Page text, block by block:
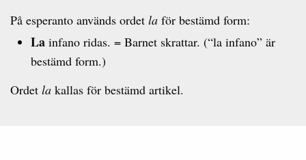
På esperanto används ordet la för bestämd form:
La infano ridas. = Barnet skrattar. (“la infano” är
bestämd form.)
Ordet la kallas för bestämd artikel.